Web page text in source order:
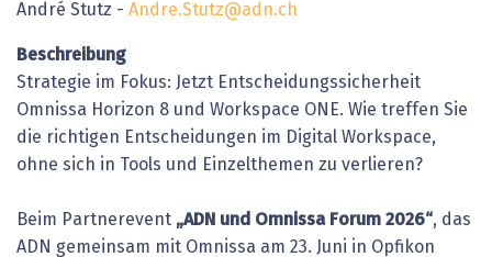
André Stutz - Andre.Stutz@adn.ch
Beschreibung
Strategie im Fokus: Jetzt Entscheidungssicherheit
Omnissa Horizon 8 und Workspace ONE. Wie treffen Sie
die richtigen Entscheidungen im Digital Workspace,
ohne sich in Tools und Einzelthemen zu verlieren?
Beim Partnerevent „ADN und Omnissa Forum 2026“, das
ADN gemeinsam mit Omnissa am 23. Juni in Opfikon